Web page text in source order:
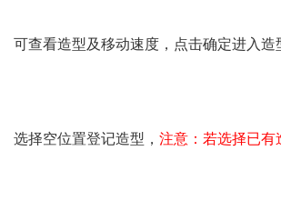
可查看造型及移动速度，点击确定进入造
选择空位置登记造型， 注意：若选择已有